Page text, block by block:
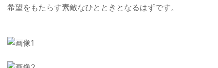
希望をもたらす素敵なひとときとなるはずです。